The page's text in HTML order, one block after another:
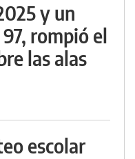
y un
rompió el
las alas
escolar